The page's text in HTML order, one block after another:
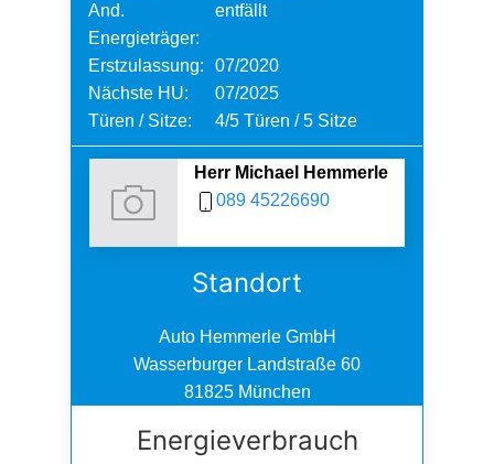
And.
Energieträger:
entfällt
Erstzulassung:
07/2020
Nächste HU:
07/2025
Türen / Sitze:
4/5 Türen / 5 Sitze
Herr Michael Hemmerle
089 45226690
Standort
Auto Hemmerle GmbH
Wasserburger Landstraße 60
81825 München
Energieverbrauch